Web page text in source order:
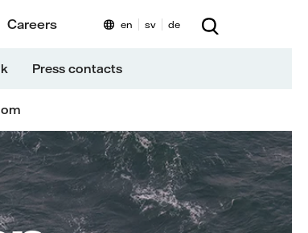
Careers
Press contacts
en sv de